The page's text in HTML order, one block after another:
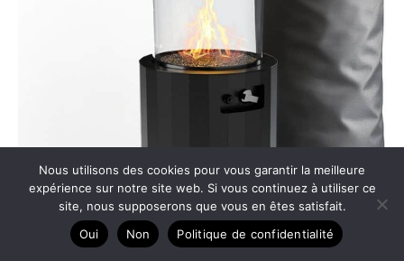
Nous utilisons des cookies pour vous garantir la meilleure
expérience sur notre site web. Si vous continuez à utiliser ce
site, nous supposerons que vous en êtes satisfait.
Oui
Non Politique de confidentialité